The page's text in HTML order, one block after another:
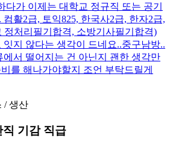
다가 이제는 대학교 정규직 또는 공기
활2급, 토익825, 한국사2급, 한자2급,
정처리필기합격, 소방기사필기합격)
잇지 않다는 생각이 드네요..중구남방..
에서 떨어지는 건 아닌지 괜한 생각만
를 해나가야할지 조언 부탁드릴게
/생산
기감 직급